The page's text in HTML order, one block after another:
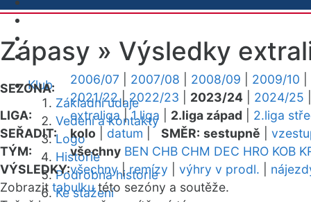
Klub
Základní údaje
Vedení a kontakty
Logo
Historie
Podrobná historie
Ke stažení
Zápasy » Výsledky
SEZONA:
2006/07 2007/08 2008/09 2009/10
2021/22|2022/23 2023/24 2024/25
LIGA:
extraliga |1.liga 2.liga západ 2.liga
SEŘADIT:
kolo datum SMĚR: sestupně
TÝM:
všechny BEN CHB CHM DEC HRO KOB
VÝSLEDKY:všechny|remízy výhry v prodl.
Zobrazit tabulkutéto sezóny a soutěže.